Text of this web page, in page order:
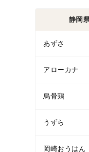
静岡
あずさ
アローカナ
烏骨鶏
うずら
岡崎おうはん